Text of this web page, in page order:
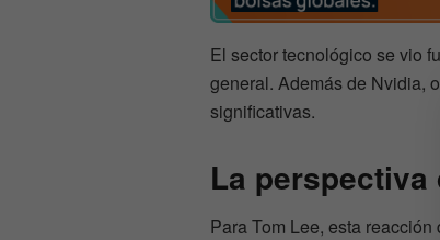
El sector tecnológico se vio
general. Además de Nvidia,
significativas.
La perspectiva
Para Tom Lee, esta